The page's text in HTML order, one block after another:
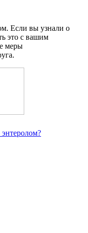
Если вы узнали о
это с вашим
меры